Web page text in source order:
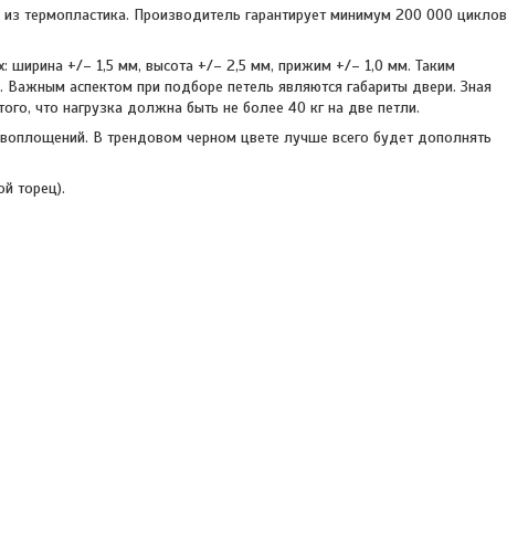
термопластика. Производитель гарантирует минимум 200 000 циклов
ширина +/– 1,5 мм, высота +/– 2,5 мм, прижим +/– 1,0 мм. Таким
аспектом при подборе петель являются габариты двери. Зная
что нагрузка должна быть не более 40 кг на две петли.
В трендовом черном цвете лучше всего будет дополнять
торец).